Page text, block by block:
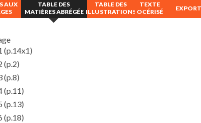
AUX
TABLE DES
MATIÈRES ABRÉGÉE
TABLE DES
ILLUSTRATIONS
TEXTE
OCÉRISÉ
EXPORT
(p.14x1)
(p.2)
(p.8)
(p.11)
(p.13)
(p.18)